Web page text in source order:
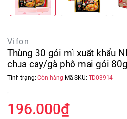
Vifon
Thùng 30 gói mì xuất khẩu
chua cay/gà phô mai gói 80g
Tình trạng: Còn hàng Mã SKU: TD03914
196.000₫